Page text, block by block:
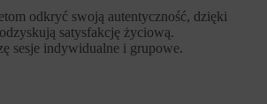
odkryć swoją autentyczność, dzięki
satysfakcję życiową.
sesje indywidualne i grupowe.